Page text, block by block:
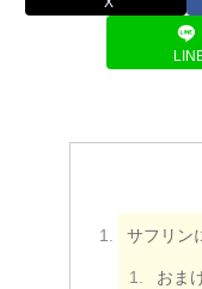
サフリン
おま